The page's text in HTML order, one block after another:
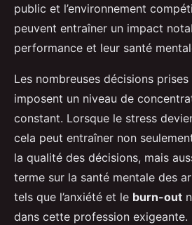
public et l’environnement
peuvent entraîner un impact
performance et leur santé
Les nombreuses décisions
imposent un niveau de
constant. Lorsque le stress
cela peut entraîner non
la qualité des décisions, mais
terme sur la santé mentale des
tels que l’anxiété et le burn-out
dans cette profession exigeante.